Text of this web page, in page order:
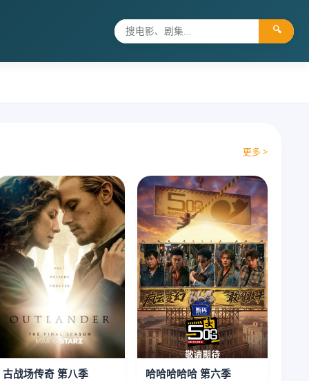
🔍
更多 >
古战场传奇 第八季 哈哈哈哈哈 第六季